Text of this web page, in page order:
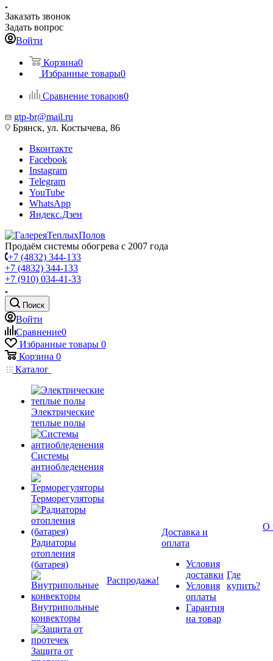
Заказать звонок
Задать вопрос
Войти
Корзина0
Избранные товары0
Сравнение товаров0
gtp-br@mail.ru
Брянск, ул. Костычева, 86
Вконтакте
Facebook
Instagram
Telegram
YouTube
WhatsApp
Яндекс.Дзен
Продаём системы обогрева с 2007 года
+7 (4832) 344-133
+7 (4832) 344-133
+7 (910) 034-41-33
Поиск
Войти
Сравнение0
Избранные товары 0
Корзина 0
Каталог
Электрические
теплые полы
Системы
антиобледенения
Терморегуляторы
Радиаторы
отопления
(батарея)
Внутрипольные
конвекторы
Защита от
Распродажа!
Доставка и
оплата
Условия
доставки
Условия
оплаты
Гарантия
на товар
Где
купить?
О